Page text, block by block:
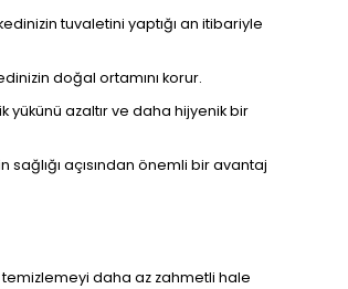
tuvaletini yaptığı an itibariyle
doğal ortamını korur.
yükünü azaltır ve daha hijyenik bir
açısından önemli bir avantaj
temizlemeyi daha az zahmetli hale